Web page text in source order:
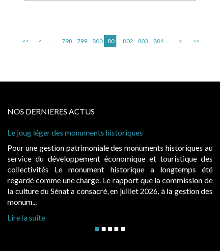
<< < ... 798 799 800 801 802 803 804... > >>
NOS DERNIERES ACTUS
Le joug léger des monuments historiques
Pour une gestion patrimoniale des monuments historiques au
service du développement économique et touristique des
collectivités Le monument historique a longtemps été
regardé comme une charge. Le rapport que la commission de
la culture du Sénat a consacré, en juillet 2026, à la gestion des
monum...
Lire la suite